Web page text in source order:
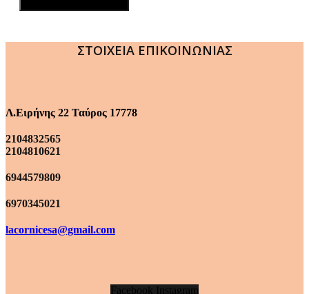
ΣΤΟΙΧΕΙΑ ΕΠΙΚΟΙΝΩΝΙΑΣ
Λ.Ειρήνης 22 Ταύρος 17778
2104832565
2104810621
6944579809
6970345021
lacornicesa@gmail.com
Facebook Instagram